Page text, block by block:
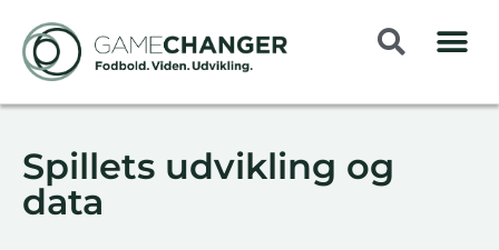
Spillets udvikling og
data